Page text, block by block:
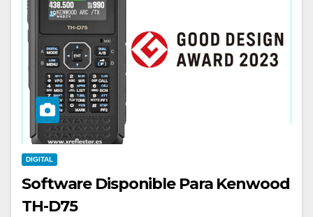
DIGITAL
Software Disponible Para Kenwood
TH-D75